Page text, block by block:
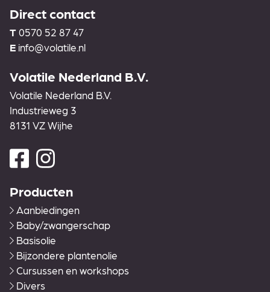
Direct contact
T 0570 52 87 47
E info@volatile.nl
Volatile Nederland B.V.
Volatile Nederland B.V.
Industrieweg 3
8131 VZ Wijhe
Producten
Aanbiedingen
Baby/zwangerschap
Basisolie
Bijzondere plantenolie
Cursussen en workshops
Divers